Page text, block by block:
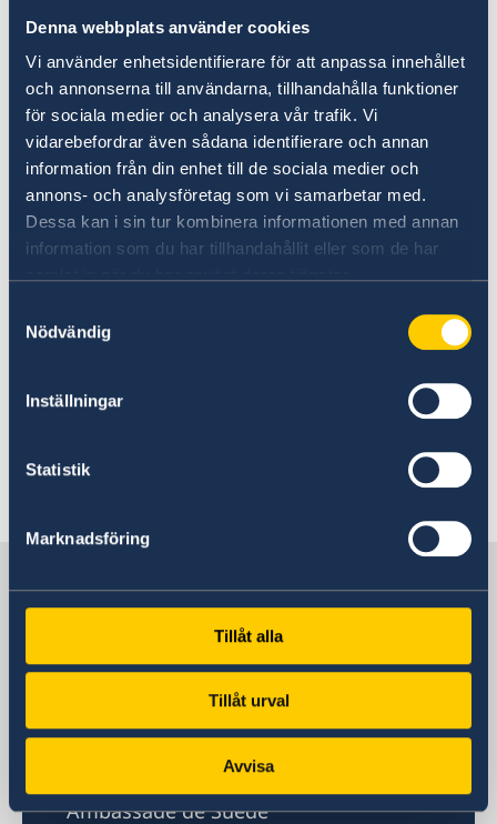
Denna webbplats använder cookies
Vi använder enhetsidentifierare för att anpassa innehållet
och annonserna till användarna, tillhandahålla funktioner
för sociala medier och analysera vår trafik. Vi
vidarebefordrar även sådana identifierare och annan
information från din enhet till de sociala medier och
annons- och analysföretag som vi samarbetar med.
Dessa kan i sin tur kombinera informationen med annan
information som du har tillhandahållit eller som de har
Nödvändig
Inställningar
Statistik
Marknadsföring
Tillåt alla
Tillåt urval
Avvisa
admin@sectionsuedoise.com
Svenska skolföreningen på Franska Rivieran
40, avenue de Verdun
06800 Cagnes-sur-Mer
Frankrike
Kontakta oss
Sveriges ambassad
17 rue Barbet de Jouy
Postadress
Ambassade de Suède